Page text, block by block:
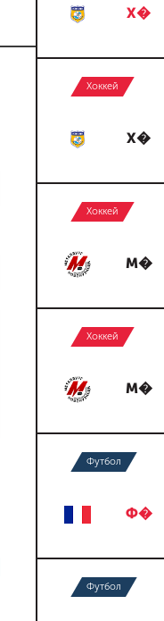
Х�
Хоккей
Х�
Хоккей
М�
Хоккей
М�
Футбол
Ф�
Футбол